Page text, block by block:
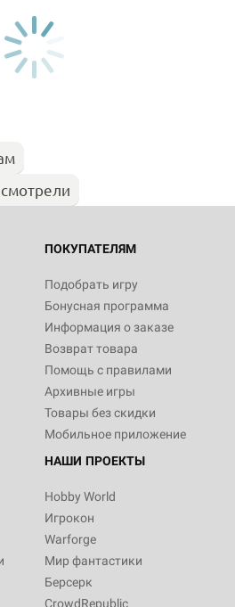
ПОКУПАТЕЛЯМ
Подобрать игру
Бонусная программа
Информация о заказе
Возврат товара
Помощь с правилами
Архивные игры
Товары без скидки
Мобильное приложение
НАШИ ПРОЕКТЫ
Hobby World
Игрокон
Warforge
Мир фантастики
Берсерк
CrowdRepublic